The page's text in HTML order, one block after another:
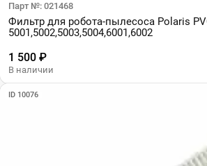
Парт №: 021468
Фильтр для робота-пылесоса Polaris
5001,5002,5003,5004,6001,6002
1 500 ₽
В наличии
ID 10076